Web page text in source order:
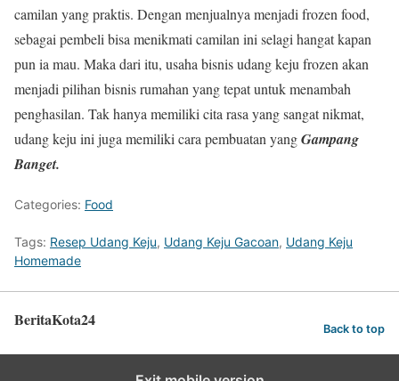
camilan yang praktis. Dengan menjualnya menjadi frozen food,
sebagai pembeli bisa menikmati camilan ini selagi hangat kapan
pun ia mau. Maka dari itu, usaha bisnis udang keju frozen akan
menjadi pilihan bisnis rumahan yang tepat untuk menambah
penghasilan. Tak hanya memiliki cita rasa yang sangat nikmat,
udang keju ini juga memiliki cara pembuatan yangGampang
Banget.
Categories: Food
Tags: Resep Udang Keju, Udang Keju Gacoan, Udang Keju
Homemade
BeritaKota24 Back to top